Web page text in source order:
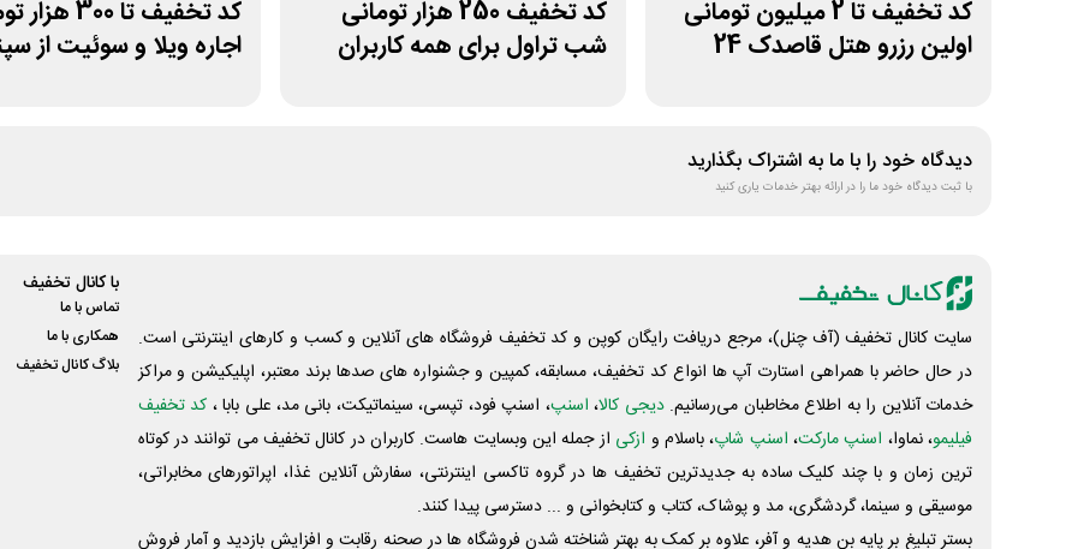
کد تخفیف تا 2 میلیون تومانی
اولین رزرو هتل قاصدک 24
کد تخفیف 250 هزار تومانی
شب تراول برای همه کاربران
کد تخفیف تا 300
اجاره ویلا و سوئیت از
دیدگاه خود را با ما به اشتراک بگذارید
با ثبت دیدگاه خود ما را در ارائه بهتر خدمات یاری کنید
سایت کانال تخفیف (آف چنل)، مرجع دریافت رایگان کوپن و کد تخفیف فروشگاه های آنلاین و کسب و‌ کارهای اینترنتی است.
در حال حاضر با همراهی استارت آپ ها انواع کد تخفیف، مسابقه، کمپین و جشنواره های صدها برند معتبر، اپلیکیشن و مراکز
خدمات آنلاین را به اطلاع مخاطبان می‌رسانیم. دیجی کالا، اسنپ، اسنپ فود، تپسی، سینماتیکت، بانی مد، علی‌ بابا ، کد تخفیف
فیلیمو، نماوا، اسنپ مارکت، اسنپ شاپ، باسلام و ازکی از جمله این وبسایت ‌هاست. کاربران در کانال تخفیف می توانند در کوتاه
ترین زمان و با چند کلیک ساده به جدیدترین تخفیف ها در گروه تاکسی اینترنتی، سفارش آنلاین غذا، اپراتورهای مخابراتی،
موسیقی و سینما، گردشگری، مد و پوشاک، کتاب و کتابخوانی و ... دسترسی پیدا کنند.
بستر تبلیغ بر پایه بن هدیه و آفر، علاوه بر کمک به بهتر شناخته شدن فروشگاه ها در صحنه رقابت و افزایش بازدید و آمار فروش
با کانال تخفیف
تماس با ما
همکاری با ما
بلاگ کانال تخفیف